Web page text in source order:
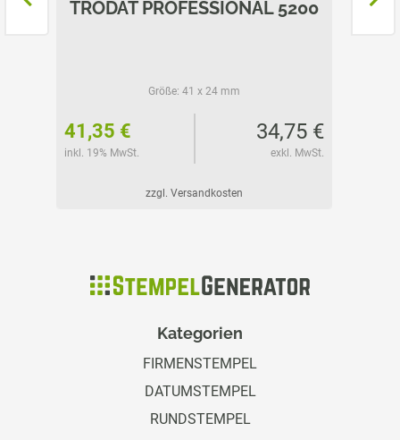
TRODAT PROFESSIONAL 5200
Größe: 41 x 24 mm
41,35 €
inkl. 19% MwSt.
34,75 €
exkl. MwSt.
zzgl. Versandkosten
Kategorien
FIRMENSTEMPEL
DATUMSTEMPEL
RUNDSTEMPEL